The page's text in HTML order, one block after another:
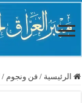
الرئيسية / فن ونجوم /